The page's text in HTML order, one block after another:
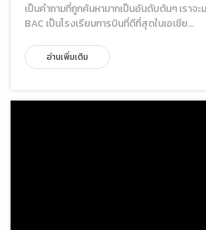
เป็นคำถามที่ถูกค้นหามากเป็นอันดับต้นๆ เราจ
BAC เป็นโรงเรียนการบินที่ดีที่สุดในเอเชีย...
อ่านเพิ่มเติม